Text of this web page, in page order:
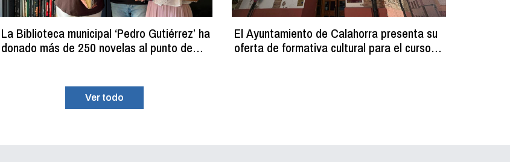
La Biblioteca municipal ‘Pedro Gutiérrez’ ha
donado más de 250 novelas al punto de
El Ayuntamiento de Calahorra presenta su
oferta de formativa cultural para el curso
Ver todo